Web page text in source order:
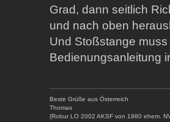
Grad, dann seitlich
und nach oben
Und Stoßstange
Bedienungsanleitung
Beste Grüße aus Österreich
Thomas
(Robur LO 2002 AKSF von 1980 ehem.